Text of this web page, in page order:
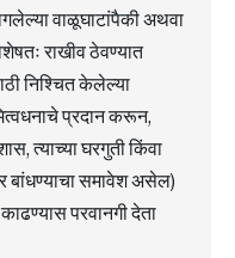
वाळूघाटांपैकी अथवा
राखीव ठेवण्यात
निश्चित केलेल्या
प्रदान करून,
त्याच्या घरगुती किंवा
बांधण्याचा समावेश असेल)
परवानगी देता